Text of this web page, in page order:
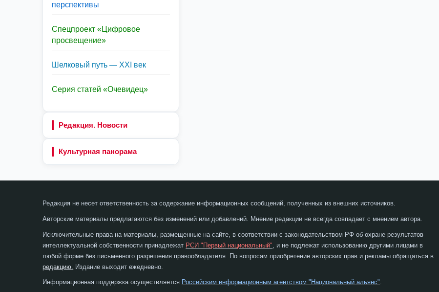
перспективы
Спецпроект «Цифровое
просвещение»
Шелковый путь — XXI век
Серия статей «Очевидец»
Редакция. Новости
Культурная панорама
Редакция не несет ответственность за содержание информационных сообщений, полученных из внешних источников.
Авторские материалы предлагаются без изменений или добавлений. Мнение редакции не всегда совпадает с мнением автора.
Исключительные права на материалы, размещенные на сайте, в соответствии с законодательством РФ об охране результатов
интеллектуальной собственности принадлежат РСИ "Первый национальный" , и не подлежат использованию другими лицами в
любой форме без письменного разрешения правообладателя. По вопросам приобретение авторских прав и рекламы обращаться в
редакцию. Издание выходит ежедневно.
Информационная поддержка осуществляется Российским информационным агентством "Национальный альянс".